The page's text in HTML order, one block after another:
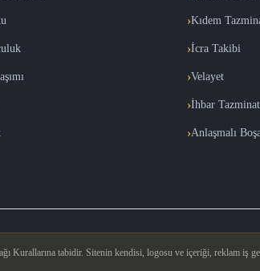
Kıdem
İcra Takibi
Velayet
İhbar
Anlaşmalı
Kurallarına tabidir. Sitenin kendisi, logosu ve içeriği, reklam iş